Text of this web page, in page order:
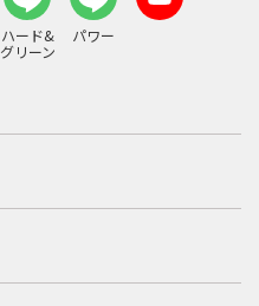
ハード&
グリーン
パワー